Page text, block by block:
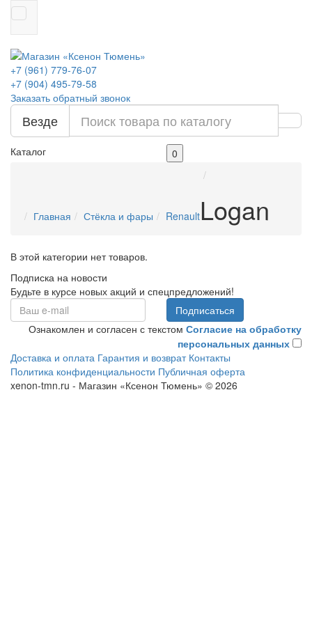
+7 (961) 779-76-07
+7 (904) 495-79-58
Заказать обратный звонок
Везде
Каталог 0
Главная Стёкла и фары RenaultLogan
В этой категории нет товаров.
Подписка на новости
Будьте в курсе новых акций и спецпредложений!
Подписаться
Ознакомлен и согласен с текстом Согласие на обработку
персональных данных
Доставка и оплата Гарантия и возврат Контакты
Политика конфиденциальности Публичная оферта
xenon-tmn.ru - Магазин «Ксенон Тюмень» © 2026